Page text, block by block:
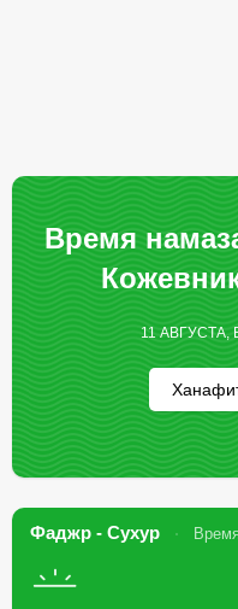
Время
11 АВГУСТА,
Фаджр - Сухур